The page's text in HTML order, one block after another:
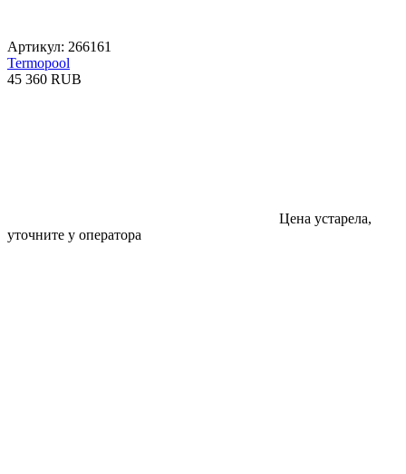
Артикул: 266161
Termopool
45 360 RUB
Цена устарела,
уточните у оператора